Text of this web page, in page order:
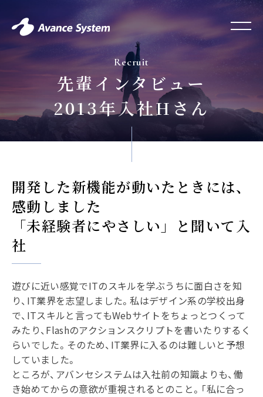
Recruit
先輩インタビュー
2013年入社Hさん
開発した新機能が動いたときには、
感動しました
「未経験者にやさしい」と聞いて入
社
遊びに近い感覚でITのスキルを学ぶうちに面白さを知
り、IT業界を志望しました。私はデザイン系の学校出身
で、ITスキルと言ってもWebサイトをちょっとつくって
みたり、Flashのアクションスクリプトを書いたりするく
らいでした。そのため、IT業界に入るのは難しいと予想
していました。
ところが、アバンセシステムは入社前の知識よりも、働
き始めてからの意欲が重視されるとのこと。「私に合っ